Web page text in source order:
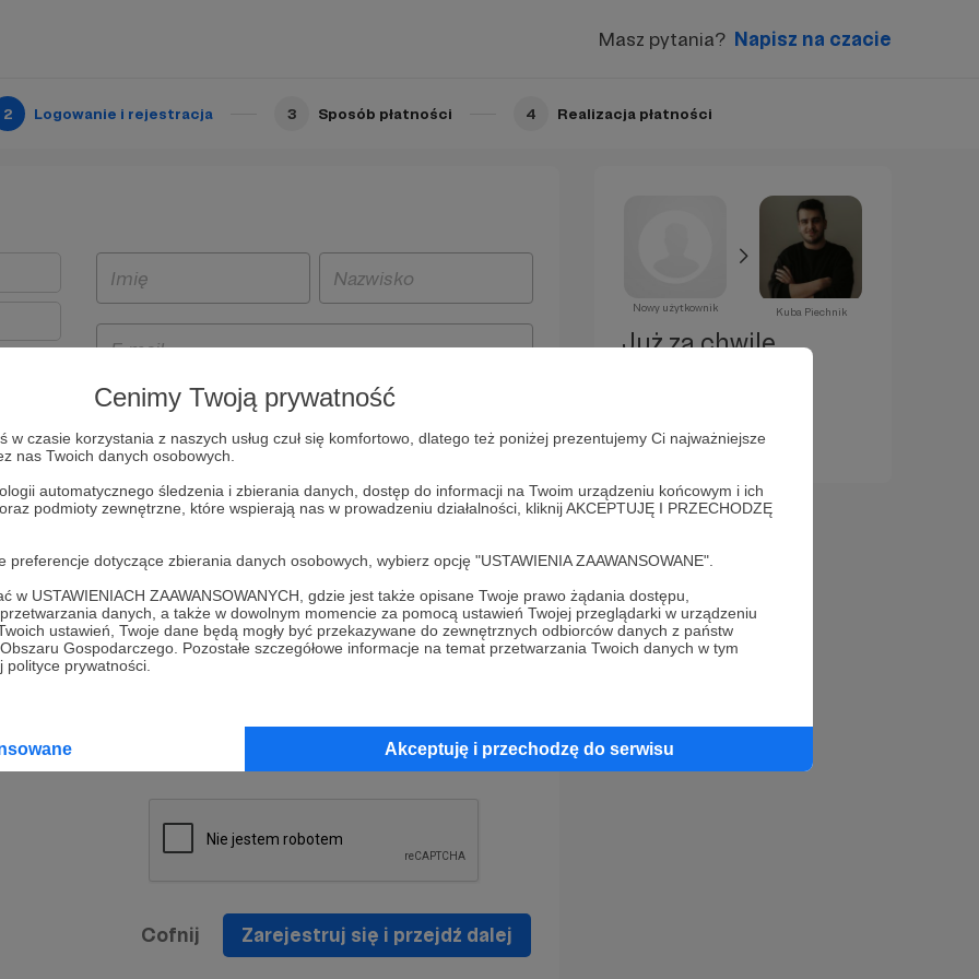
Cenimy Twoją prywatność
w czasie korzystania z naszych usług czuł się komfortowo, dlatego też poniżej prezentujemy Ci najważniejsze
nas Twoich danych osobowych.
automatycznego śledzenia i zbierania danych, dostęp do informacji na Twoim urządzeniu końcowym i ich
podmioty zewnętrzne, które wspierają nas w prowadzeniu działalności, kliknij AKCEPTUJĘ I PRZECHODZĘ
dotyczące zbierania danych osobowych, wybierz opcję "USTAWIENIA ZAAWANSOWANE".
w USTAWIENIACH ZAAWANSOWANYCH, gdzie jest także opisane Twoje prawo żądania dostępu,
danych, a także w dowolnym momencie za pomocą ustawień Twojej przeglądarki w urządzeniu
ustawień, Twoje dane będą mogły być przekazywane do zewnętrznych odbiorców danych z państw
Gospodarczego. Pozostałe szczegółowe informacje na temat przetwarzania Twoich danych w tym
prywatności.
Akceptuję i przechodzę do serwisu
Masz pytania? Napisz na czacie
2 Logowanie i rejestracja 3 Sposób płatności 4 Realizacja płatności
i
będą
z
prawo
na
Politykę Prywatności
* Wyrażam zgodę na przetwarzanie moich danych
osobowych podanych w formularzu rejestracyjnym w celu
prawidłowego świadczenia usług serwisu Patronite.
informacji handlowych - newslettera. Opcja ta może zostać
Cofnij Zarejestruj się i przejdź dalej
Nowy użytkownik Kuba Piechnik
Już za chwilę